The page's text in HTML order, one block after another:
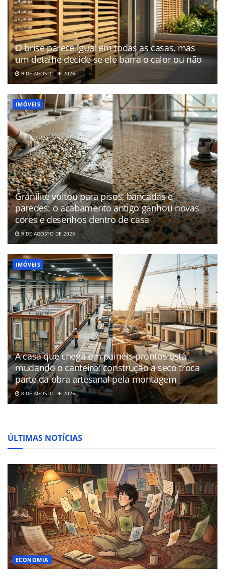
O brise parece igual em todas as casas, mas
um detalhe decide se ele barra o calor ou não
9 DE AGOSTO DE 2026
IMÓVEIS
Granilite voltou para pisos, bancadas e
paredes: o acabamento antigo ganhou novas
cores e desenhos dentro de casa
9 DE AGOSTO DE 2026
IMÓVEIS
A casa que chega em painéis prontos está
mudando o canteiro: construção a seco troca
parte da obra artesanal pela montagem
8 DE AGOSTO DE 2026
ÚLTIMAS NOTÍCIAS
ECONOMIA